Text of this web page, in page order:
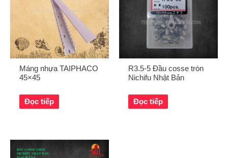
Máng nhựa TAIPHACO
45×45
Đọc tiếp
R3.5-5 Đầu cosse tròn
Nichifu Nhật Bản
Đọc tiếp